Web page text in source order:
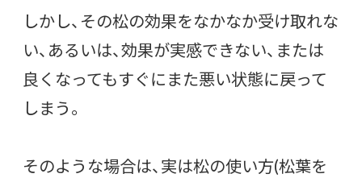
しかし、その松の効果をなかなか受け取れな
い、あるいは、効果が実感できない、または
良くなってもすぐにまた悪い状態に戻って
しまう。
そのような場合は、実は松の使い方(松葉を